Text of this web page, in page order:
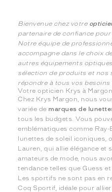
Bienvenue chez votre
partenaire de confiance
Notre équipe de
accompagne dans le choix
autres équipements
sélection de produits et nos
répondre à tous vos besoins
Votre opticien Krys à
Chez Krys Margon, nous
variée de marques de
tous les budgets. Vous
emblématiques comme
lunettes de soleil iconiques,
Lauren, qui allie élégance et
amateurs de mode, nous
tendance telles que Guess
Les sportifs ne sont pas en
Coq Sportif, idéale pour